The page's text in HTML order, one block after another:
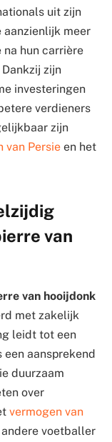
uit zijn
aanzienlijk meer
na hun carrière
zijn
investeringen
verdieners
zijn
van Persie en het
van
van hooijdonk
met zakelijk
leidt tot een
aansprekend
duurzaam
over
vermogen van
voetballer